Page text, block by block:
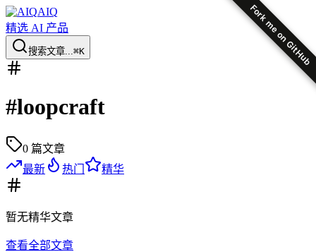
Fork me on GitHub
AIQ
精选 AI 产品
搜索文章...⌘K
#loopcraft
0 篇文章
最新
热门 精华
暂无精华文章
查看全部文章